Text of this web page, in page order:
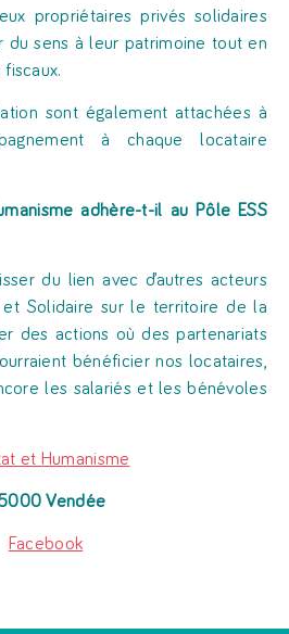
propriétaires privés solidaires
du sens à leur patrimoine tout en
fiscaux.
sont également attachées à
à chaque locataire
adhère-t-il au Pôle ESS
du lien avec d’autres acteurs
et Solidaire sur le territoire de la
des actions où des partenariats
bénéficier nos locataires,
les salariés et les bénévoles
et Humanisme
Vendée
Facebook